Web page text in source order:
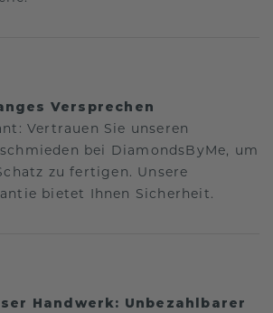
Versprechen
Vertrauen Sie unseren
bei DiamondsByMe, um
zu fertigen. Unsere
bietet Ihnen Sicherheit.
Handwerk: Unbezahlbarer